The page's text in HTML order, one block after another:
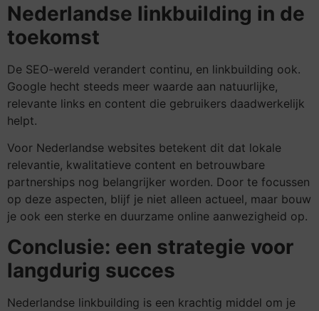
Nederlandse linkbuilding in de
toekomst
De SEO-wereld verandert continu, en linkbuilding ook.
Google hecht steeds meer waarde aan natuurlijke,
relevante links en content die gebruikers daadwerkelijk
helpt.
Voor Nederlandse websites betekent dit dat lokale
relevantie, kwalitatieve content en betrouwbare
partnerships nog belangrijker worden. Door te focussen
op deze aspecten, blijf je niet alleen actueel, maar bouw
je ook een sterke en duurzame online aanwezigheid op.
Conclusie: een strategie voor
langdurig succes
Nederlandse linkbuilding is een krachtig middel om je